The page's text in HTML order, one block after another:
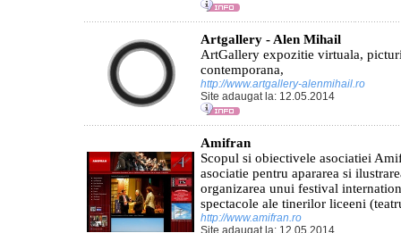
Artgallery - Alen Mihail
ArtGallery expozitie virtuala,
contemporana,
http://www.artgallery-alenmihail.ro
Site adaugat la: 12.05.2014
Amifran
Scopul si obiectivele asociatiei
asociatie pentru apararea si
organizarea unui festival
spectacole ale tinerilor liceeni
http://www.amifran.ro
Site adaugat la: 12.05.2014